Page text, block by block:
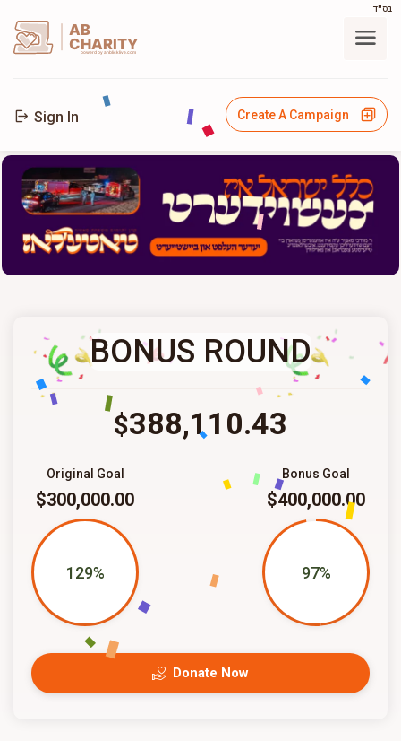
בס"ד
AB
CHARITY
powerd by ahblicklive.com
Sign In Create A Campaign
BONUS ROUND
$388,110.43
Bonus Goal
$400,000.00
97%
Original Goal
$300,000.00
129%
Donate Now